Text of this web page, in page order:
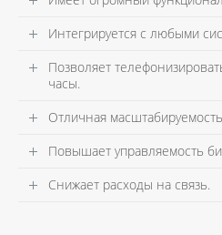
Интегрируется с любыми
Позволяет
часы.
Отличная
Повышает управляемость
Снижает расходы на связь.